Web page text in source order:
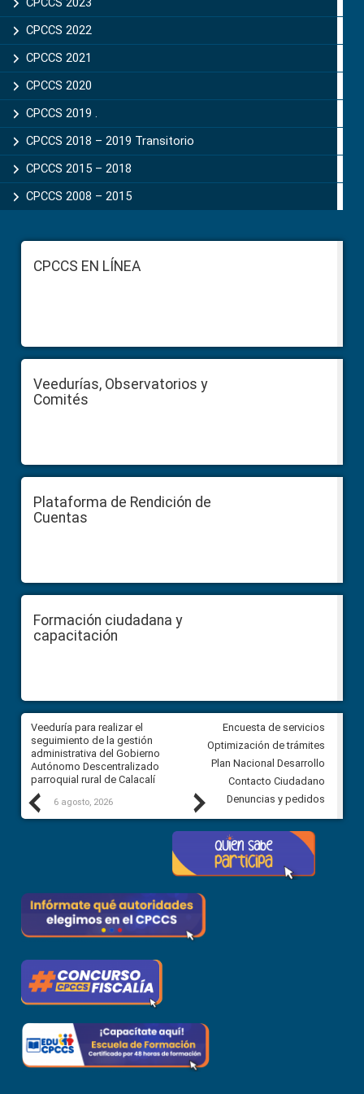
CPCCS 2022
CPCCS 2021
CPCCS 2020
CPCCS 2019 .
CPCCS 2018 – 2019 Transitorio
CPCCS 2015 – 2018
CPCCS 2008 – 2015
FooterCPCCS EN LÍNEA
Veedurías, Observatorios y
Comités
Plataforma de Rendición de
Cuentas
Formación ciudadana y
capacitación
Previous
Veeduría para realizar el
seguimiento de la gestión
administrativa del Gobierno
Autónomo Descentralizado
parroquial rural de Calacalí
6 agosto, 2026
Veeduría para vigilar los
derivados de la Audiencia
comunidad Urbina, parroquia
Carolina
5 agosto, 2026
Next
Encuesta de servicios
Optimización de trámites
Plan Nacional Desarrollo
Contacto Ciudadano
Denuncias y pedidos